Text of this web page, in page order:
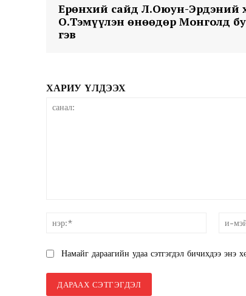
Ерөнхий сайд Л.Оюун-Эрдэний
О.Тэмүүлэн өнөөдөр Монголд
гэв
ХАРИУ ҮЛДЭЭХ
Намайг дараагийн удаа сэтгэгдэл бичихдээ энэ